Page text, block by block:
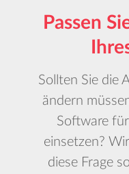
Passen
Sollten Sie die
ändern
Software
einsetzen?
diese Frage